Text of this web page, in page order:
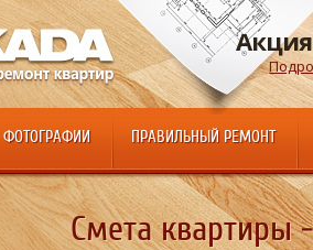
ФОТОГРАФИИ ПРАВИЛЬНЫЙ РЕМОНТ
Смета квартиры